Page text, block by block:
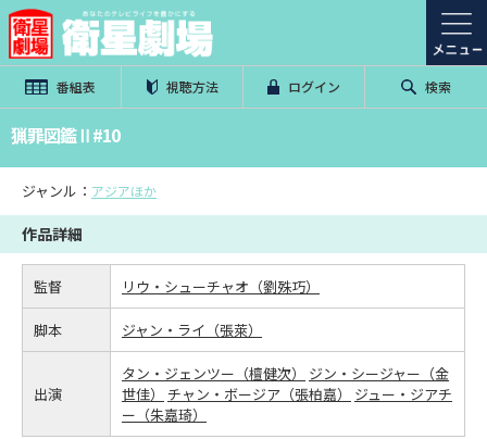
番組表 視聴方法 ログイン 検索
猟罪図鑑Ⅱ#10
ジャンル： アジアほか
作品詳細
監督 リウ・シューチャオ（劉殊巧）
脚本 ジャン・ライ（張萊）
出演
タン・ジェンツー（檀健次）
ジン・シージャー（金
世佳）
チャン・ボージア（張柏嘉）
ジュー・ジアチ
ー（朱嘉琦）